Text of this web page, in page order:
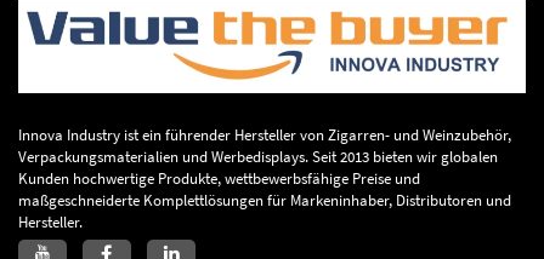
Innova Industry ist ein führender Hersteller von Zigarren- und Weinzubehör,
Verpackungsmaterialien und Werbedisplays. Seit 2013 bieten wir globalen
Kunden hochwertige Produkte, wettbewerbsfähige Preise und
maßgeschneiderte Komplettlösungen für Markeninhaber, Distributoren und
Hersteller.